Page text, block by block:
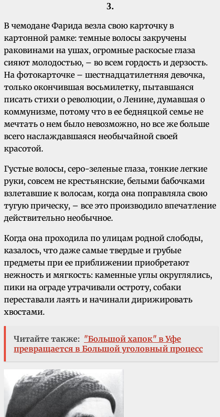
3.
В чемодане Фарида везла свою карточку в
картонной рамке: темные волосы закручены
раковинами на ушах, огромные раскосые глаза
сияют молодостью, – во всем гордость и дерзость.
На фотокарточке – шестнадцатилетняя девочка,
только окончившая восьмилетку, пытавшаяся
писать стихи о революции, о Ленине, думавшая о
коммунизме, потому что в ее бедняцкой семье не
мечтать о нем было невозможно, но все же больше
всего наслаждавшаяся необычайной своей
красотой.
Густые волосы, серо-зеленые глаза, тонкие легкие
руки, совсем не крестьянские, белыми бабочками
взлетавшие к волосам, когда она поправляла свою
тугую прическу, – все это производило впечатление
действительно необычное.
Когда она проходила по улицам родной слободы,
казалось, что даже самые твердые и грубые
предметы при ее приближении приобретают
нежность и мягкость: каменные углы округлялись,
пики на ограде утрачивали остроту, собаки
переставали лаять и начинали дирижировать
хвостами.
Читайте также: "Большой хапок" в Уфе
превращается в Большой уголовный процесс